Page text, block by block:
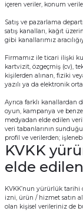
içeren veriler, konum
Satış ve pazarlama
satış kanalları, kağıt
gibi kanallarımız
Firmamız ile ticari ilişki
kartvizit, özgeçmiş (cv),
kişilerden alınan, fiziki
yazılı ya da elektronik
Ayrıca farklı kanallardan
oyun, kampanya ve
medyadan elde edilen
veri tabanlarının
profil ve verilerden;
KVKK
elde
KVKK’nun yürürlük tarihi
izni, ürün / hizmet satın
olan kişisel verileriniz de